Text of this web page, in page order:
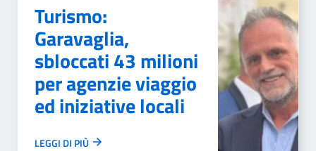
Turismo:
Garavaglia,
sbloccati 43 milioni
per agenzie viaggio
ed iniziative locali
LEGGI DI PIÙ